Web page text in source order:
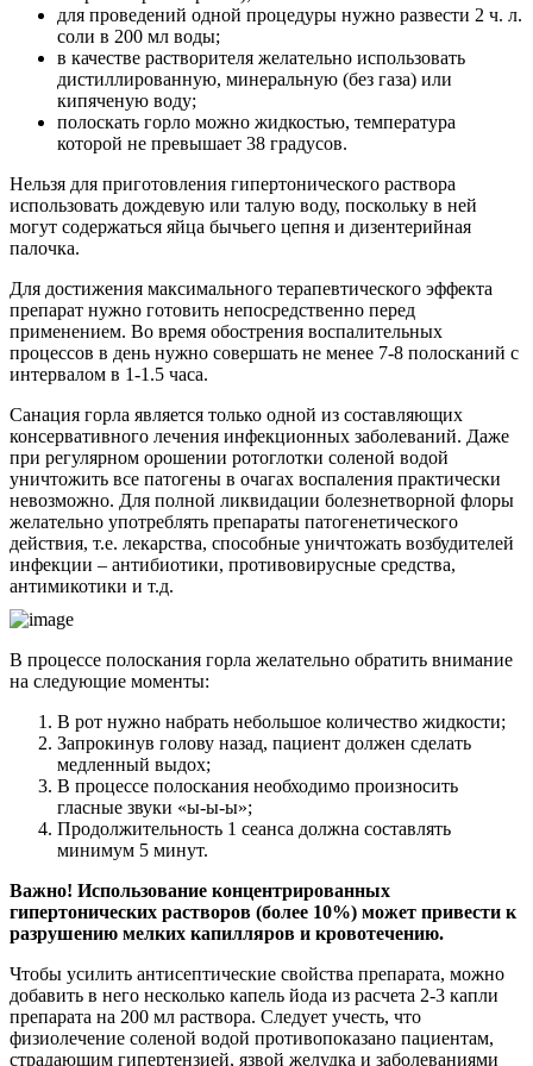
для проведений одной процедуры нужно развести 2 ч. л.
соли в 200 мл воды;
в качестве растворителя желательно использовать
дистиллированную, минеральную (без газа) или
кипяченую воду;
полоскать горло можно жидкостью, температура
которой не превышает 38 градусов.
Нельзя для приготовления гипертонического раствора
использовать дождевую или талую воду, поскольку в ней
могут содержаться яйца бычьего цепня и дизентерийная
палочка.
Для достижения максимального терапевтического эффекта
препарат нужно готовить непосредственно перед
применением. Во время обострения воспалительных
процессов в день нужно совершать не менее 7-8 полосканий с
интервалом в 1-1.5 часа.
Санация горла является только одной из составляющих
консервативного лечения инфекционных заболеваний. Даже
при регулярном орошении ротоглотки соленой водой
уничтожить все патогены в очагах воспаления практически
невозможно. Для полной ликвидации болезнетворной флоры
желательно употреблять препараты патогенетического
действия, т.е. лекарства, способные уничтожать возбудителей
инфекции – антибиотики, противовирусные средства,
антимикотики и т.д.
В процессе полоскания горла желательно обратить внимание
на следующие моменты:
В рот нужно набрать небольшое количество жидкости;
Запрокинув голову назад, пациент должен сделать
медленный выдох;
В процессе полоскания необходимо произносить
гласные звуки «ы-ы-ы»;
Продолжительность 1 сеанса должна составлять
минимум 5 минут.
Важно! Использование концентрированных
гипертонических растворов (более 10%) может привести к
разрушению мелких капилляров и кровотечению.
Чтобы усилить антисептические свойства препарата, можно
добавить в него несколько капель йода из расчета 2-3 капли
препарата на 200 мл раствора. Следует учесть, что
физиолечение соленой водой противопоказано пациентам,
страдающим гипертензией, язвой желудка и заболеваниями